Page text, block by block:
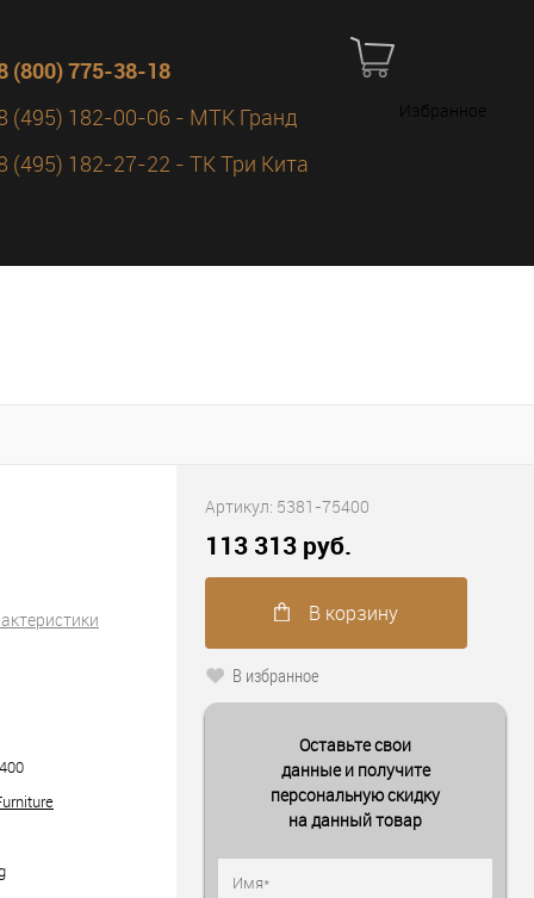
(800) 775-38-18
(495) 182-00-06 - МТК Гранд
(495) 182-27-22 - ТК Три Кита
Избранное
Артикул: 5381-75400
113 313 руб.
В корзину
В избранное
Оставьте свои
данные и получите
персональную скидку
на данный товар